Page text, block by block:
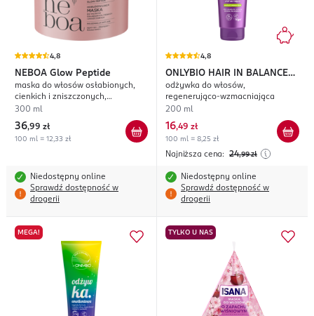
4,8
NEBOA Glow Peptide
maska do włosów osłabionych,
cienkich i zniszczonych,
odbudowująca, pielęgnacja anti-
300 ml
36,99 zł
100 ml = 12,33 zł
Niedostępny online
Sprawdź dostępność w
drogerii
4,8
ONLYBIO HAIR IN BALANCE
Repair
odżywka do włosów,
regenerująco-wzmacniająca
200 ml
16,49 zł
100 ml = 8,25 zł
Najniższa cena: 24,99 zł
Niedostępny online
Sprawdź dostępność w
drogerii
MEGA! TYLKO U NAS